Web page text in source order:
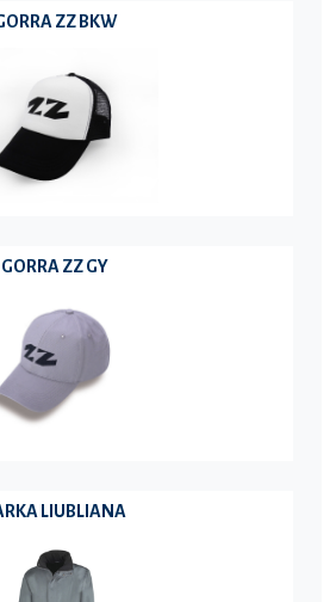
ZZ BKW
GORRA ZZ GY
LIUBLIANA